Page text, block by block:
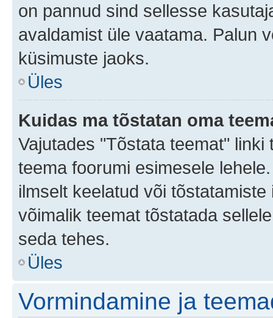
on pannud sind sellesse
avaldamist üle vaatama. Palun
küsimuste jaoks.
Üles
Kuidas ma tõstatan oma
Vajutades "Tõstata teemat"
teema foorumi esimesele
ilmselt keelatud või
võimalik teemat tõstatada
seda tehes.
Üles
Vormindamine ja